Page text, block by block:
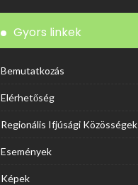
Gyors linkek
Bemutatkozás
Elérhetőség
Regionális Ifjúsági Közösségek
Események
Képek